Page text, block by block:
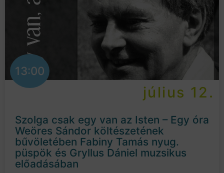
13:00
július 12.
Szolga csak egy van az Isten – Egy óra
Weöres Sándor költészetének
bűvöletében Fabiny Tamás nyug.
püspök és Gryllus Dániel muzsikus
előadásában